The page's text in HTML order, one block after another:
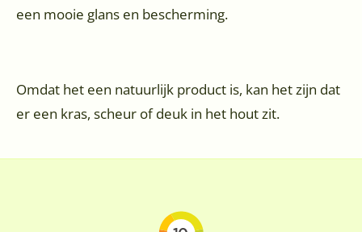
een mooie glans en bescherming.
Omdat het een natuurlijk product is, kan het zijn dat
er een kras, scheur of deuk in het hout zit.